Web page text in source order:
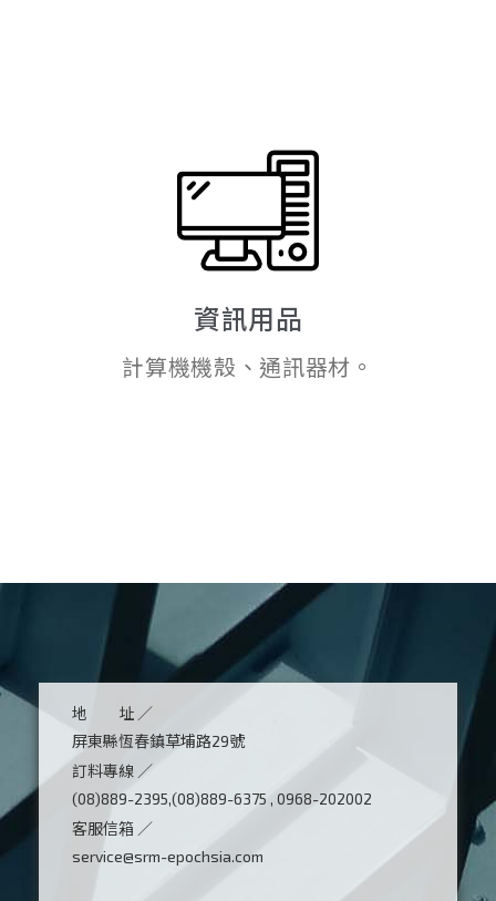
資訊用品
計算機機殼、通訊器材。
地 址 ／
屏東縣恆春鎮草埔路29號
訂料專線 ／
(08)889-2395,(08)889-6375 , 0968-202002
客服信箱 ／
service@srm-epochsia.com